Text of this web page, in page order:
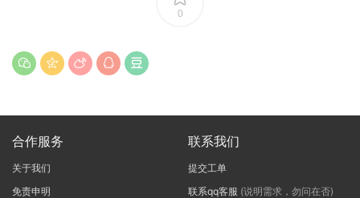
0
合作服务
关于我们
免责申明
联系我们
提交工单
联系qq客服 (说明需求，勿问在否)